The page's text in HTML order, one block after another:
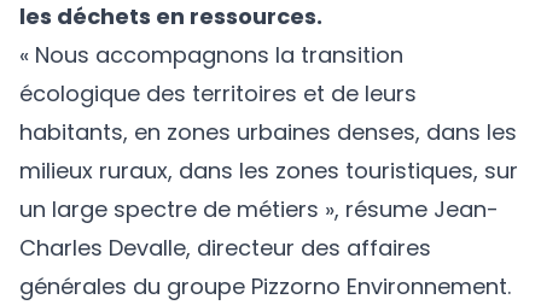
les déchets en ressources.
« Nous accompagnons la transition
écologique des territoires et de leurs
habitants, en zones urbaines denses, dans les
milieux ruraux, dans les zones touristiques, sur
un large spectre de métiers », résume Jean-
Charles Devalle, directeur des affaires
générales du groupe Pizzorno Environnement.